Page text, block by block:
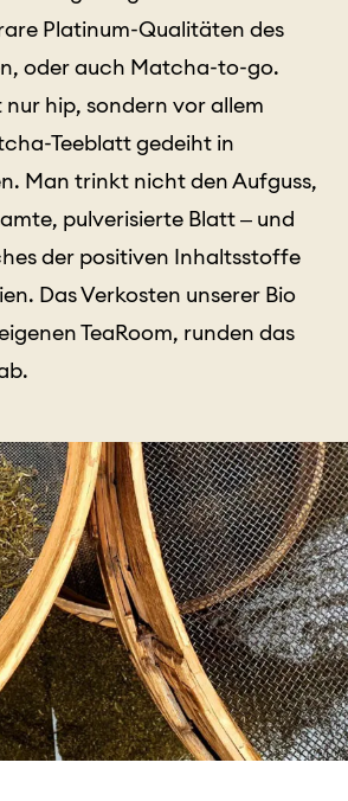
Platinum-Qualitäten des
oder auch Matcha-to-go.
hip, sondern vor allem
Teeblatt gedeiht in
Man trinkt nicht den Aufguss,
pulverisierte Blatt – und
der positiven Inhaltsstoffe
Das Verkosten unserer Bio
TeaRoom, runden das